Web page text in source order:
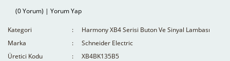
(0 Yorum) | Yorum Yap
Kategori
Harmony XB4 Serisi Buton Ve Sinyal Lambası
Marka
Schneider Electric
Üretici Kodu
XB4BK135B5